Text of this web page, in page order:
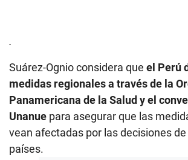
-
Suárez-Ognio considera que el Perú
medidas regionales a través de la
Panamericana de la Salud y el
Unanue para asegurar que las
vean afectadas por las decisiones
países.